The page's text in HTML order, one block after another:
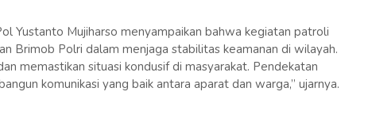
Yustanto Mujiharso menyampaikan bahwa kegiatan patroli
Brimob Polri dalam menjaga stabilitas keamanan di wilayah.
memastikan situasi kondusif di masyarakat. Pendekatan
komunikasi yang baik antara aparat dan warga,” ujarnya.